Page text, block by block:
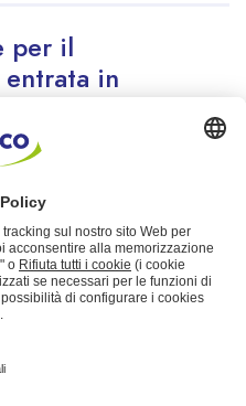
per il
entrata in
Ecolabel ci